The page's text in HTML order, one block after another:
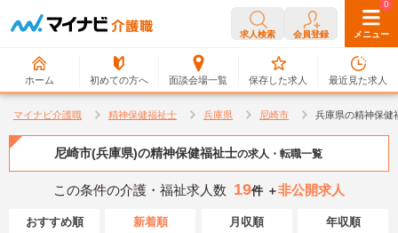
求人検索 会員登録 メニュー
ホーム 初めての方へ 面談会場一覧
0
保存した求人
0
最近見た求人
マイナビ介護職 精神保健福祉士 兵庫県 尼崎市 兵庫県の精神保健
尼崎市(兵庫県)の精神保健福祉士の求人・転職一覧
この条件の介護・福祉求人数 19件 ＋非公開求人
おすすめ順 新着順 月収順 年収順